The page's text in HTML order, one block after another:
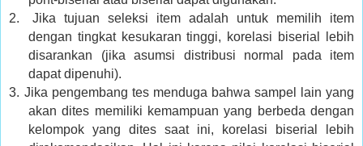
2.
Jika tujuan seleksi item adalah untuk memilih item
dengan tingkat kesukaran tinggi, korelasi biserial lebih
disarankan (jika asumsi distribusi normal pada item
dapat dipenuhi).
3. Jika pengembang tes menduga bahwa sampel lain yang
akan dites memiliki kemampuan yang berbeda dengan
kelompok yang dites saat ini, korelasi biserial lebih